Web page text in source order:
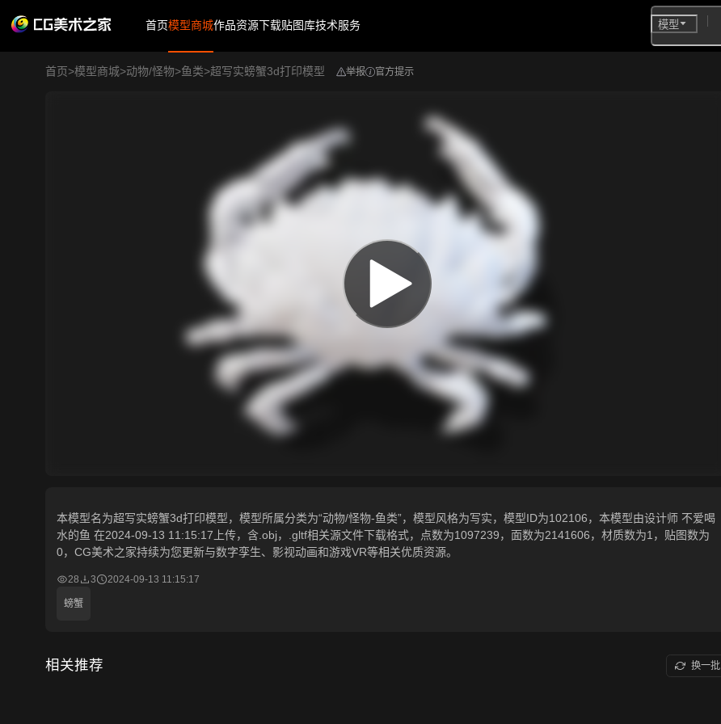
首页模型商城作品资源下载贴图库技术服务
模型
首页>模型商城>动物/怪物>鱼类>超写实螃蟹3d打印模型 举报 官方提示
本模型名为超写实螃蟹3d打印模型，模型所属分类为“动物/怪物-鱼类”，模型风格为写实，模型ID为102106，本模型由设计师 不爱喝
水的鱼 在2024-09-13 11:15:17上传，含.obj，.gltf相关源文件下载格式，点数为1097239，面数为2141606，材质数为1，贴图数为
0，CG美术之家持续为您更新与数字孪生、影视动画和游戏VR等相关优质资源。
28 3 2024-09-13 11:15:17
螃蟹
相关推荐 换一批